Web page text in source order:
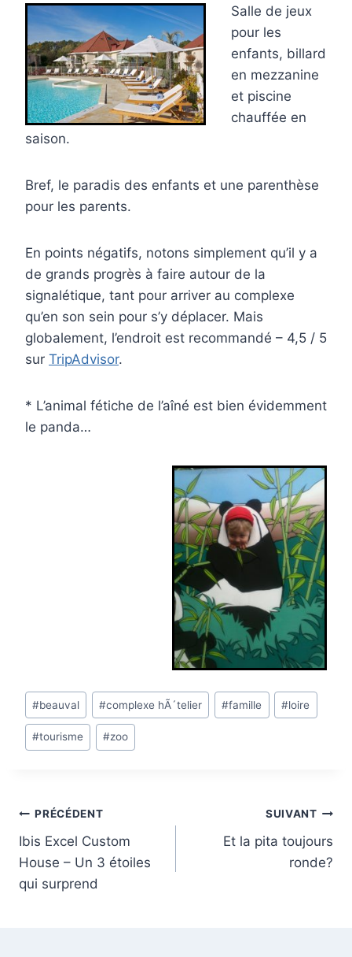
Salle de jeux
pour les
enfants, billard
en mezzanine
et piscine
chauffée en
saison.
Bref, le paradis des enfants et une parenthèse
pour les parents.
En points négatifs, notons simplement qu’il y a
de grands progrès à faire autour de la
signalétique, tant pour arriver au complexe
qu’en son sein pour s’y déplacer. Mais
globalement, l’endroit est recommandé – 4,5 / 5
sur TripAdvisor.
* L’animal fétiche de l’aîné est bien évidemment
le panda…
Étiquettes
de
la
#beauval #complexe hÃ´telier #famille #loire
#tourisme #zoo
Navigation
de
l’article
PRÉCÉDENT
Ibis Excel Custom
House – Un 3 étoiles
qui surprend
SUIVANT
Et la pita toujours
ronde?